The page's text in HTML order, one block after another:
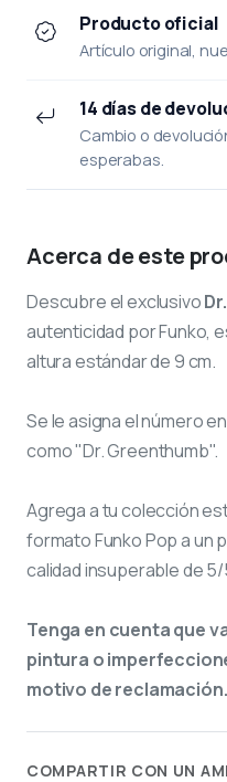
Producto oficial
Artículo original,
14 días de
Cambio o
esperabas.
Acerca de este
Descubre el exclusivo
autenticidad por Funko,
altura estándar de 9 cm.
Se le asigna el número
como "Dr. Greenthumb".
Agrega a tu colección
formato Funko Pop a un
calidad insuperable de 5/
Tenga en cuenta que
pintura o
motivo de reclamación.
COMPARTIR CON UN